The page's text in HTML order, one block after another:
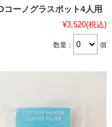
コーノグラスポット4人用
¥3,520(税込)
数量： 個